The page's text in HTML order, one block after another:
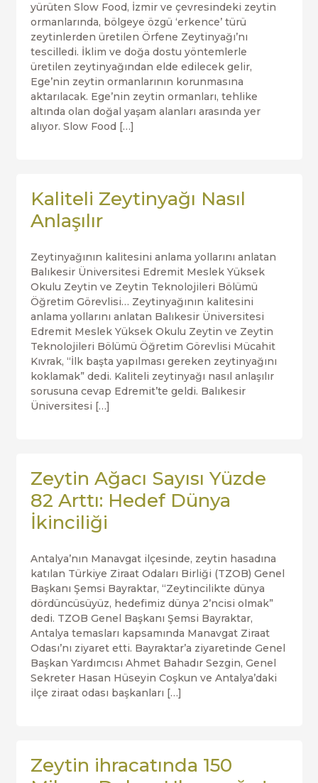
yürüten Slow Food, İzmir ve çevresindeki zeytin
ormanlarında, bölgeye özgü ‘erkence’ türü
zeytinlerden üretilen Örfene Zeytinyağı’nı
tescilledi. İklim ve doğa dostu yöntemlerle
üretilen zeytinyağından elde edilecek gelir,
Ege’nin zeytin ormanlarının korunmasına
aktarılacak. Ege’nin zeytin ormanları, tehlike
altında olan doğal yaşam alanları arasında yer
alıyor. Slow Food […]
Kaliteli Zeytinyağı Nasıl
Anlaşılır
Zeytinyağının kalitesini anlama yollarını anlatan
Balıkesir Üniversitesi Edremit Meslek Yüksek
Okulu Zeytin ve Zeytin Teknolojileri Bölümü
Öğretim Görevlisi… Zeytinyağının kalitesini
anlama yollarını anlatan Balıkesir Üniversitesi
Edremit Meslek Yüksek Okulu Zeytin ve Zeytin
Teknolojileri Bölümü Öğretim Görevlisi Mücahit
Kıvrak, “İlk başta yapılması gereken zeytinyağını
koklamak” dedi. Kaliteli zeytinyağı nasıl anlaşılır
sorusuna cevap Edremit’te geldi. Balıkesir
Üniversitesi […]
Zeytin Ağacı Sayısı Yüzde
82 Arttı: Hedef Dünya
İkinciliği
Antalya’nın Manavgat ilçesinde, zeytin hasadına
katılan Türkiye Ziraat Odaları Birliği (TZOB) Genel
Başkanı Şemsi Bayraktar, “Zeytincilikte dünya
dördüncüsüyüz, hedefimiz dünya 2’ncisi olmak”
dedi. TZOB Genel Başkanı Şemsi Bayraktar,
Antalya temasları kapsamında Manavgat Ziraat
Odası’nı ziyaret etti. Bayraktar’a ziyaretinde Genel
Başkan Yardımcısı Ahmet Bahadır Sezgin, Genel
Sekreter Hasan Hüseyin Coşkun ve Antalya’daki
ilçe ziraat odası başkanları […]
Zeytin ihracatında 150